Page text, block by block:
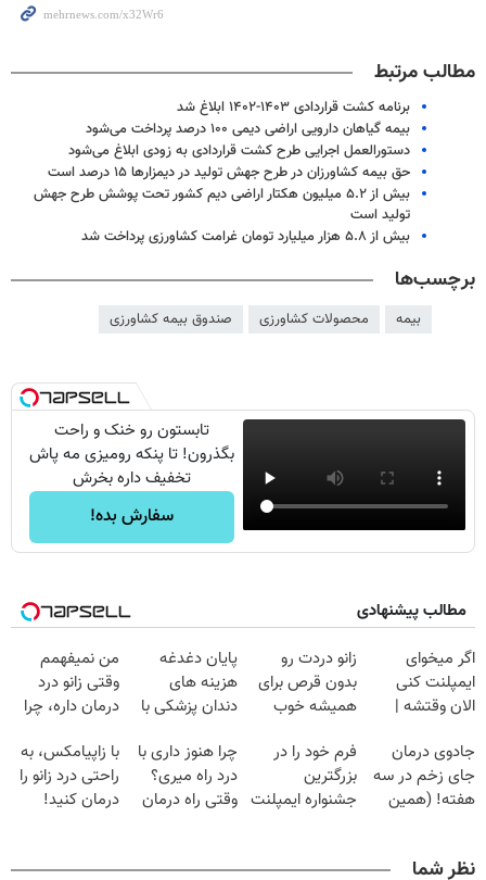
مطالب مرتبط
برنامه کشت قراردادی ۱۴۰۳-۱۴۰۲ ابلاغ شد
بیمه گیاهان دارویی اراضی دیمی ۱۰۰ درصد پرداخت می‌شود
دستورالعمل اجرایی طرح کشت قراردادی به زودی ابلاغ می‌شود
حق بیمه کشاورزان در طرح جهش تولید در دیمزارها ۱۵ درصد است
بیش از ۵.۲ میلیون هکتار اراضی دیم کشور تحت پوشش طرح جهش
تولید است
بیش از ۵.۸ هزار میلیارد تومان غرامت کشاورزی پرداخت شد
برچسب‌ها
بیمه محصولات کشاورزی صندوق بیمه کشاورزی
تابستون رو خنک و راحت
بگذرون! تا پنکه رومیزی مه پاش
تخفیف داره بخرش
سفارش بده!
مطالب پیشنهادی
اگر میخوای
ایمپلنت کنی
الان وقتشه |
میلیون تومان!!!
زانو دردت رو
بدون قرص برای
همیشه خوب
پرسش‌نامه)
پایان دغدغه
هزینه های
دندان پزشکی با
خانگی
من نمیفهمم
وقتی زانو درد
درمان داره، چرا
تحمل میکنی؟❗
جادوی درمان
جای زخم در سه
هفته! (همین
فرم خود را در
بزرگترین
جشنواره ایمپلنت
چرا هنوز داری با
درد راه میری؟
وقتی راه درمان
با زاپیامکس، به
راحتی درد زانو را
درمان کنید!
نظر شما